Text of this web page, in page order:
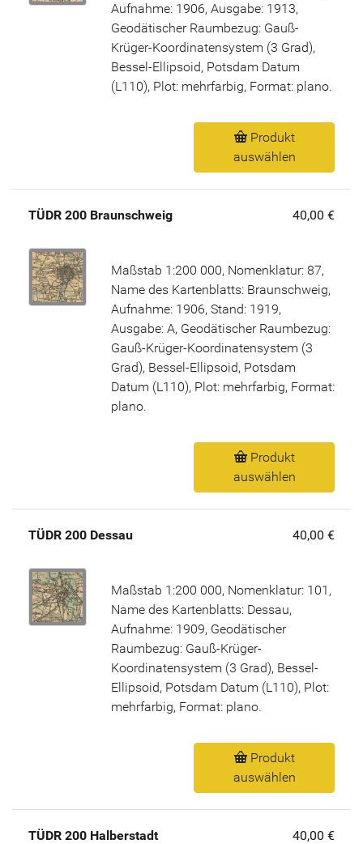
Aufnahme: 1906, Ausgabe: 1913,
Geodätischer Raumbezug: Gauß-
Krüger-Koordinatensystem (3 Grad),
Bessel-Ellipsoid, Potsdam Datum
(L110), Plot: mehrfarbig, Format: plano.
Produkt
auswählen
TÜDR 200 Braunschweig 40,00 €
Maßstab 1:200 000, Nomenklatur: 87,
Name des Kartenblatts: Braunschweig,
Aufnahme: 1906, Stand: 1919,
Ausgabe: A, Geodätischer Raumbezug:
Gauß-Krüger-Koordinatensystem (3
Grad), Bessel-Ellipsoid, Potsdam
Datum (L110), Plot: mehrfarbig, Format:
plano.
Produkt
auswählen
TÜDR 200 Dessau 40,00 €
Maßstab 1:200 000, Nomenklatur: 101,
Name des Kartenblatts: Dessau,
Aufnahme: 1909, Geodätischer
Raumbezug: Gauß-Krüger-
Koordinatensystem (3 Grad), Bessel-
Ellipsoid, Potsdam Datum (L110), Plot:
mehrfarbig, Format: plano.
Produkt
auswählen
TÜDR 200 Halberstadt 40,00 €